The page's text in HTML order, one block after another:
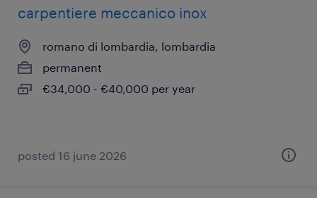
carpentiere meccanico inox
romano di lombardia, lombardia
permanent
€34,000 - €40,000 per year
posted 16 june 2026